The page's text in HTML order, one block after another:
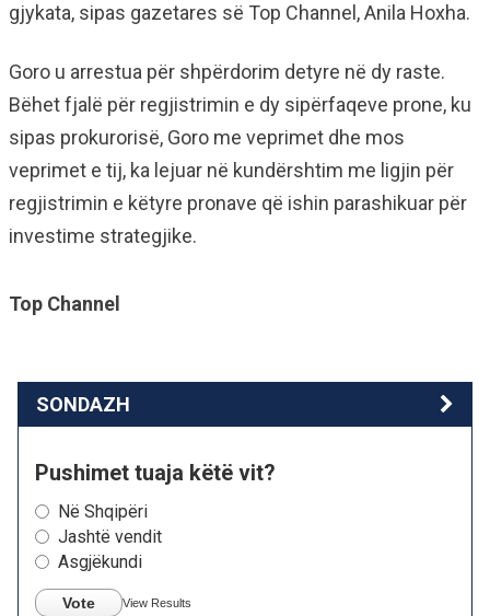
gjykata, sipas gazetares së Top Channel, Anila Hoxha.
Goro u arrestua për shpërdorim detyre në dy raste.
Bëhet fjalë për regjistrimin e dy sipërfaqeve prone, ku
sipas prokurorisë, Goro me veprimet dhe mos
veprimet e tij, ka lejuar në kundërshtim me ligjin për
regjistrimin e këtyre pronave që ishin parashikuar për
investime strategjike.
Top Channel
SONDAZH
Pushimet tuaja këtë vit?
Në Shqipëri
Jashtë vendit
Asgjëkundi
Vote View Results